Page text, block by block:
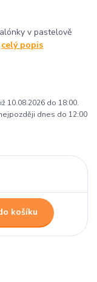
v pastelově
celý popis
10.08.2026 do 18:00.
dnes do 12:00
košíku